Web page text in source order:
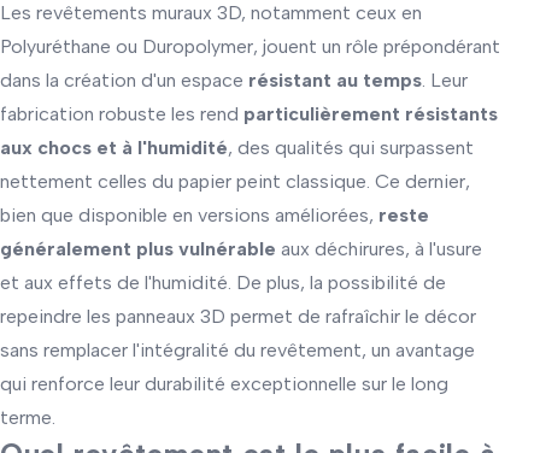
Les revêtements muraux 3D, notamment ceux en
Polyuréthane ou Duropolymer, jouent un rôle prépondérant
dans la création d'un espace résistant au temps. Leur
fabrication robuste les rend particulièrement résistants
aux chocs et à l'humidité, des qualités qui surpassent
nettement celles du papier peint classique. Ce dernier,
bien que disponible en versions améliorées, reste
généralement plus vulnérable aux déchirures, à l'usure
et aux effets de l'humidité. De plus, la possibilité de
repeindre les panneaux 3D permet de rafraîchir le décor
sans remplacer l'intégralité du revêtement, un avantage
qui renforce leur durabilité exceptionnelle sur le long
terme.